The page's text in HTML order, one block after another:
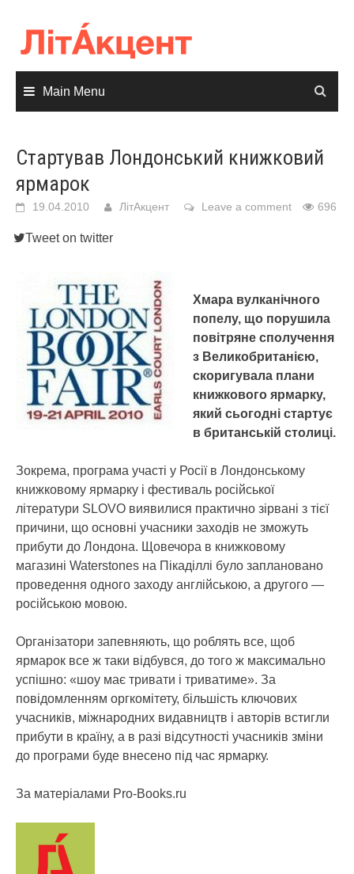
content
Main Menu
Стартував Лондонський книжковий
ярмарок
19.04.2010 ЛітАкцент Leave a comment 696
Tweet on twitter
Хмара вулканічного
попелу, що порушила
повітряне сполучення
з Великобританією,
скоригувала плани
книжкового ярмарку,
який сьогодні стартує
в британській столиці.
Зокрема, програма участі у Росії в Лондонському
книжковому ярмарку і фестиваль російської
літератури SLOVO виявилися практично зірвані з тієї
причини, що основні учасники заходів не зможуть
прибути до Лондона. Щовечора в книжковому
магазині Waterstones на Пікаділлі було заплановано
проведення одного заходу англійською, а другого —
російською мовою.
Організатори запевняють, що роблять все, щоб
ярмарок все ж таки відбувся, до того ж максимально
успішно: «шоу має тривати і триватиме». За
повідомленням оргкомітету, більшість ключових
учасників, міжнародних видавництв і авторів встигли
прибути в країну, а в разі відсутності учасників зміни
до програми буде внесено під час ярмарку.
За матеріалами Pro-Books.ru